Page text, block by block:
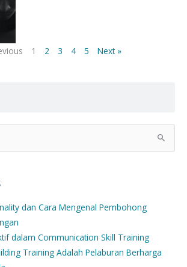
1 2 3 4 5 Next »
dan Cara Mengenal Pembohong
dalam Communication Skill Training
Training Adalah Pelaburan Berharga